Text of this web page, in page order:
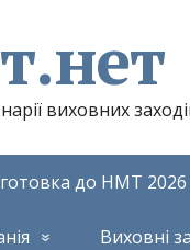
виховних
до НМТ 2026
Виховні